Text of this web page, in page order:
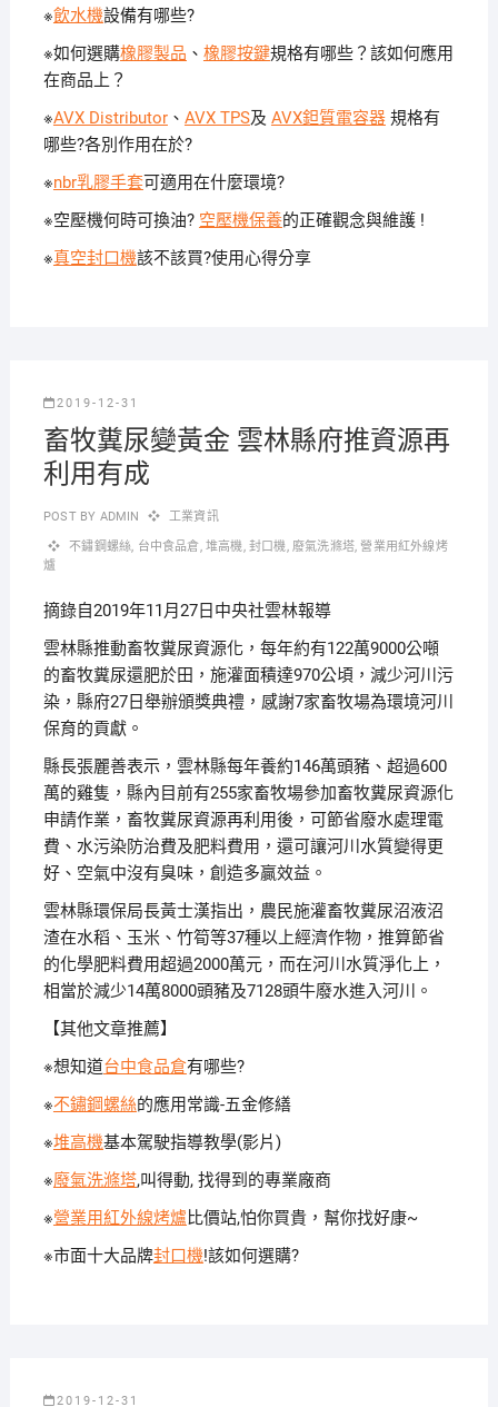
※飲水機設備有哪些?
※如何選購橡膠製品 、 橡膠按鍵規格有哪些？該如何應用
在商品上？
※AVX Distributor、 AVX TPS及 AVX鉭質電容器規格有
哪些?各別作用在於?
※nbr乳膠手套可適用在什麼環境?
※空壓機何時可換油? 空壓機保養的正確觀念與維護 !
※真空封口機該不該買?使用心得分享
2019-12-31
畜牧糞尿變黃金 雲林縣府推資源再
利用有成
POST BY ADMIN 工業資訊
不鏽鋼螺絲, 台中食品倉, 堆高機, 封口機, 廢氣洗滌塔,營業用紅外線烤
爐
摘錄自2019年11月27日中央社雲林報導
雲林縣推動畜牧糞尿資源化，每年約有122萬9000公噸
的畜牧糞尿還肥於田，施灌面積達970公頃，減少河川污
染，縣府27日舉辦頒獎典禮，感謝7家畜牧場為環境河川
保育的貢獻。
縣長張麗善表示，雲林縣每年養約146萬頭豬、超過600
萬的雞隻，縣內目前有255家畜牧場參加畜牧糞尿資源化
申請作業，畜牧糞尿資源再利用後，可節省廢水處理電
費、水污染防治費及肥料費用，還可讓河川水質變得更
好、空氣中沒有臭味，創造多贏效益。
雲林縣環保局長黃士漢指出，農民施灌畜牧糞尿沼液沼
渣在水稻、玉米、竹筍等37種以上經濟作物，推算節省
的化學肥料費用超過2000萬元，而在河川水質淨化上，
相當於減少14萬8000頭豬及7128頭牛廢水進入河川。
【其他文章推薦】
※想知道台中食品倉有哪些?
※不鏽鋼螺絲的應用常識-五金修繕
※堆高機基本駕駛指導教學(影片)
※廢氣洗滌塔,叫得動, 找得到的專業廠商‎
※營業用紅外線烤爐比價站,怕你買貴，幫你找好康~
※市面十大品牌封口機!該如何選購?
2019-12-31